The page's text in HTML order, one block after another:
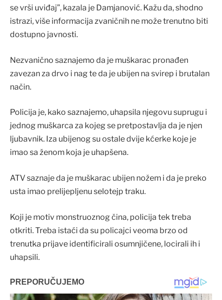
se vrši uviđaj”, kazala je Damjanović. Kažu da, shodno
istrazi, više informacija zvaničnih ne može trenutno biti
dostupno javnosti.
Nezvanično saznajemo da je muškarac pronađen
zavezan za drvo i nag te da je ubijen na svirep i brutalan
način.
Policija je, kako saznajemo, uhapsila njegovu suprugu i
jednog muškarca za kojeg se pretpostavlja da je njen
ljubavnik. Iza ubijenog su ostale dvije kćerke koje je
imao sa ženom koja je uhapšena.
ATV saznaje da je muškarac ubijen nožem i da je preko
usta imao prelijepljenu selotejp traku.
Koji je motiv monstruoznog čina, policija tek treba
otkriti. Treba istaći da su policajci veoma brzo od
trenutka prijave identificirali osumnjičene, locirali ih i
uhapsili.